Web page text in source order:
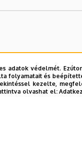
adatok védelmét.
folyamatait és
kezelte,
olvashat el: